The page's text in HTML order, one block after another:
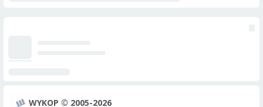
WYKOP © 2005-2026